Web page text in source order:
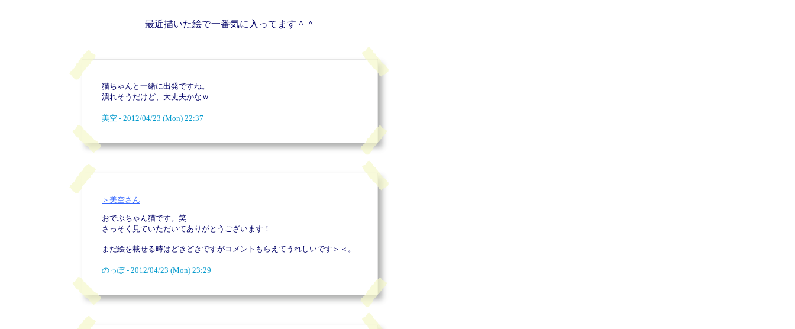
最近描いた絵で一番気に入ってます＾＾
猫ちゃんと一緒に出発ですね。
潰れそうだけど、大丈夫かなｗ
美空 - 2012/04/23 (Mon) 22:37
＞美空さん
おでぶちゃん猫です。笑
さっそく見ていただいてありがとうございます！
まだ絵を載せる時はどきどきですがコメントもらえてうれしいです＞＜。
のっぽ - 2012/04/23 (Mon) 23:29